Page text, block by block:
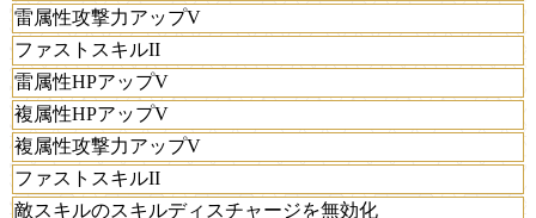
雷属性攻撃力アップV
ファストスキルII
雷属性HPアップV
複属性HPアップV
複属性攻撃力アップV
ファストスキルII
敵スキルのスキルディスチャージを無効化